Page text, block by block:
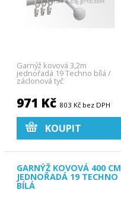
Garnýž kovová 3,2m
jednořadá 19 Techno bílá /
záclonová tyč
971 Kč 803 Kč bez DPH
KOUPIT
GARNÝŽ KOVOVÁ 400 CM
JEDNOŘADÁ 19 TECHNO
BÍLÁ